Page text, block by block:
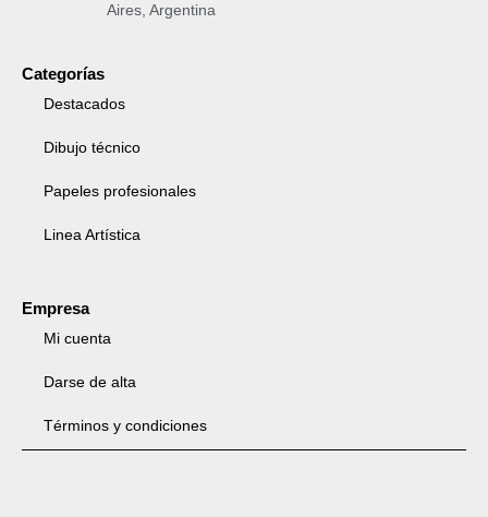
Aires, Argentina
Categorías
Destacados
Dibujo técnico
Papeles profesionales
Linea Artística
Empresa
Mi cuenta
Darse de alta
Términos y condiciones